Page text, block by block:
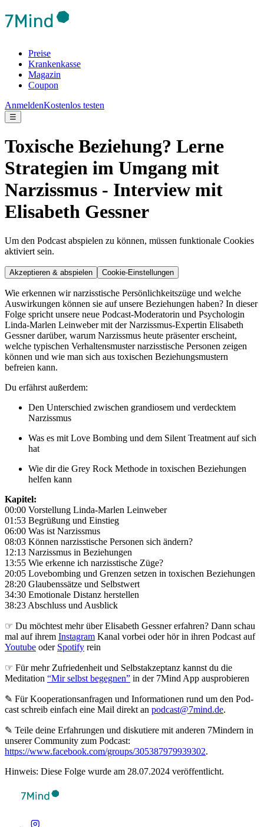
Preise
Krankenkasse
Magazin
Coupon
AnmeldenKostenlos testen
☰
Toxische Beziehung? Lerne
Strategien im Umgang mit
Narzissmus - Interview mit
Elisabeth Gessner
Um den Podcast abspielen zu können, müssen funktionale Cookies
aktiviert sein.
Akzeptieren & abspielen Cookie-Einstellungen
Wie erkennen wir narzisstische Persönlichkeitszüge und welche
Auswirkungen können sie auf unsere Beziehungen haben? In dieser
Folge spricht unsere neue Podcast-Moderatorin und Psychologin
Linda-Marlen Leinweber mit der Narzissmus-Expertin Elisabeth
Gessner darüber, warum Narzissmus heute präsenter erscheint,
welche typischen Verhaltensmuster narzisstische Personen zeigen
können und wie man sich aus toxischen Beziehungsmustern
befreien kann.
Du erfährst außerdem:
Den Unterschied zwischen grandiosem und verdecktem
Narzissmus
Was es mit Love Bombing und dem Silent Treatment auf sich
hat
Wie dir die Grey Rock Methode in toxischen Beziehungen
helfen kann
Kapitel:
00:00 Vorstellung Linda-Marlen Leinweber
01:53 Begrüßung und Einstieg
06:00 Was ist Narzissmus
08:03 Können narzisstische Personen sich ändern?
12:13 Narzissmus in Beziehungen
13:55 Wie erkenne ich narzisstische Züge?
20:05 Lovebombing und Grenzen setzen in toxischen Beziehungen
28:20 Glaubenssätze und Selbstwert
34:30 Emotionale Distanz herstellen
38:23 Abschluss und Ausblick
☞ Du möchtest mehr über Elisabeth Gessner erfahren? Dann schau
mal auf ihrem Instagram Kanal vorbei oder hör in ihren Podcast auf
Youtube oder Spotify rein
☞ Für mehr Zufriedenheit und Selbstakzeptanz kannst du die
Meditation “Mir selbst begegnen” in der 7Mind App ausprobieren
✎ Für Koope­ra­ti­ons­an­fra­gen und Infor­ma­tio­nen rund um den Pod­
cast schreib ein­fach eine Mail direkt an podcast@7mind.de.
✎ Teile deine Erfahrungen und diskutiere mit anderen 7Mindern in
unserer Community zum Podcast:
https://www.facebook.com/groups/305387979939302.
Hinweis: Diese Folge wurde am 28.07.2024 veröffentlicht.